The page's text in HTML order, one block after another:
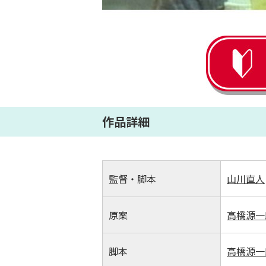
作品詳細
監督・脚本 山川直人
原案 高橋源
脚本 高橋源